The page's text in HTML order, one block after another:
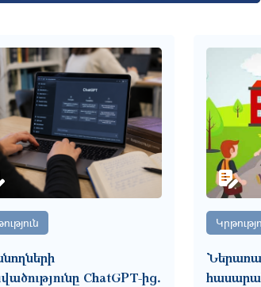
ChatGPT-ից․